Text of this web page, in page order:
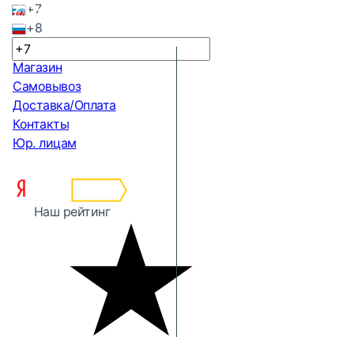
+7
+8
Магазин
Самовывоз
Доставка/Оплата
Контакты
Юр. лицам
Наш рейтинг